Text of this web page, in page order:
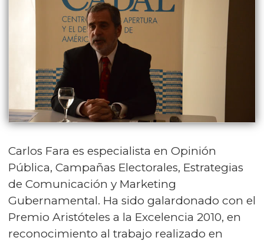
Carlos Fara es especialista en Opinión
Pública, Campañas Electorales, Estrategias
de Comunicación y Marketing
Gubernamental. Ha sido galardonado con el
Premio Aristóteles a la Excelencia 2010, en
reconocimiento al trabajo realizado en